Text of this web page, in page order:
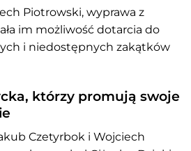
Piotrowski, wyprawa z
im możliwość dotarcia do
i niedostępnych zakątków
którzy promują swoje
Czetyrbok i Wojciech